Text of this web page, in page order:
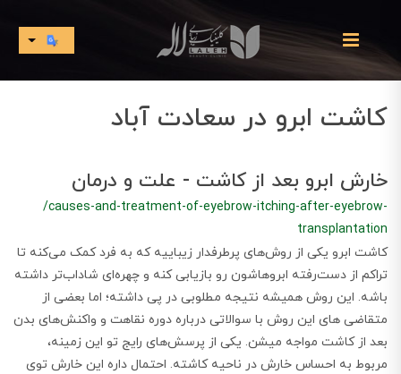
کاشت ابرو در سعادت آباد
خارش ابرو بعد از کاشت - علت و درمان
/causes-and-treatment-of-eyebrow-itching-after-eyebrow-
transplantation
​​​​کاشت ابرو یکی از روش‌های پرطرفدار زیباییه که به فرد کمک می‌کنه تا
تراکم از دست‌رفته ابروهاشون رو بازیابی کنه و چهره‌ای شاداب‌تر داشته
باشه. این روش همیشه نتیجه مطلوبی در پی داشته؛ اما بعضی از
متقاضی های این روش با سوالاتی درباره دوره نقاهت و واکنش‌های بدن
بعد از کاشت مواجه میشن. یکی از پرسش‌های رایج تو این زمینه،
مربوط به احساس خارش در ناحیه کاشته. احتمال داره این خارش توی